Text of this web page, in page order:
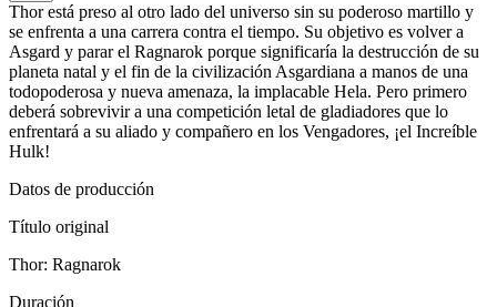
Thor está preso al otro lado del universo sin su poderoso martillo y
se enfrenta a una carrera contra el tiempo. Su objetivo es volver a
Asgard y parar el Ragnarok porque significaría la destrucción de su
planeta natal y el fin de la civilización Asgardiana a manos de una
todopoderosa y nueva amenaza, la implacable Hela. Pero primero
deberá sobrevivir a una competición letal de gladiadores que lo
enfrentará a su aliado y compañero en los Vengadores, ¡el Increíble
Hulk!
Datos de producción
Título original
Thor: Ragnarok
Duración